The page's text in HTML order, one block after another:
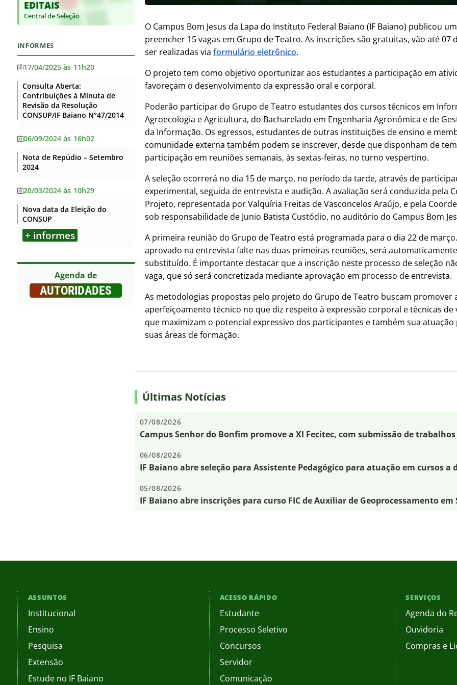
Supervisão
Itaberaba
Senhor do Bonfim
Serrinha
Teixeira de Freitas
Valença
Xique-Xique
Base jurídica da estrutura
organizacional e das
ocupantes
Telefones, endereços e e-mails
cargos
Agenda de Autoridades
Horário de atendimento
Currículos dos principais cargos
Revisão e Consolidação dos
Atos Normativos – Decreto
Auditorias
Convênios e Transferências
Receitas e Despesas
Fundação de Apoio
Informações Classificadas
Cidadão – SIC
Perguntas Frequentes
Lei Geral de Proteção de Dados
Flexibilização de Jornada de
Trabalho TAE
Outros
EDITAIS
Central de Seleção
INFORMES
17/04/2025 às 11h20
Consulta Aberta:
Contribuições à Minuta de
Revisão da Resolução
CONSUP/IF Baiano N°47/2014
06/09/2024 às 16h02
Nota de Repúdio – Setembro
2024
20/03/2024 às 10h29
Nova data da Eleição do
CONSUP
+ informes
Agenda de
AUTORIDADES
O Campus Bom Jesus da Lapa do Instituto Federal Baiano (IF Baiano) publicou
preencher 15 vagas em Grupo de Teatro. As inscrições são gratuitas, vão até 07
ser realizadas via formulário eletrônico.
O projeto tem como objetivo oportunizar aos estudantes a participação em
favoreçam o desenvolvimento da expressão oral e corporal.
Poderão participar do Grupo de Teatro estudantes dos cursos técnicos em
Agroecologia e Agricultura, do Bacharelado em Engenharia Agronômica e de
da Informação. Os egressos, estudantes de outras instituições de ensino e
comunidade externa também podem se inscrever, desde que disponham de
participação em reuniões semanais, às sextas-feiras, no turno vespertino.
A seleção ocorrerá no dia 15 de março, no período da tarde, através de
experimental, seguida de entrevista e audição. A avaliação será conduzida pela
Projeto, representada por Valquíria Freitas de Vasconcelos Araújo, e pela
sob responsabilidade de Junio Batista Custódio, no auditório do Campus Bom
A primeira reunião do Grupo de Teatro está programada para o dia 22 de
aprovado na entrevista falte nas duas primeiras reuniões, será
substituído. É importante destacar que a inscrição neste processo de seleção
vaga, que só será concretizada mediante aprovação em processo de entrevista.
As metodologias propostas pelo projeto do Grupo de Teatro buscam promover
aperfeiçoamento técnico no que diz respeito à expressão corporal e técnicas de
que maximizam o potencial expressivo dos participantes e também sua
suas áreas de formação.
Últimas Notícias
07/08/2026
Campus Senhor do Bonfim promove a XI Fecitec, com submissão de
06/08/2026
IF Baiano abre seleção para Assistente Pedagógico para atuação em cursos a
05/08/2026
IF Baiano abre inscrições para curso FIC de Auxiliar de Geoprocessamento em
ASSUNTOS
Institucional
Ensino
Pesquisa
Extensão
Estude no IF Baiano
ACESSO RÁPIDO
Estudante
Processo Seletivo
Concursos
Servidor
Comunicação
SERVIÇOS
Agenda do
Ouvidoria
Compras e